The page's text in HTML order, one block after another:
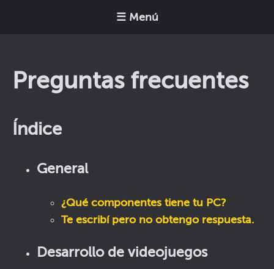
☰ Menú
Preguntas frecuentes
Índice
General
¿Qué componentes tiene tu PC?
Te escribí pero no obtengo respuesta.
Desarrollo de videojuegos